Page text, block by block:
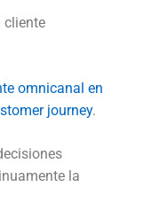
cliente
omnicanal en
journey.
la